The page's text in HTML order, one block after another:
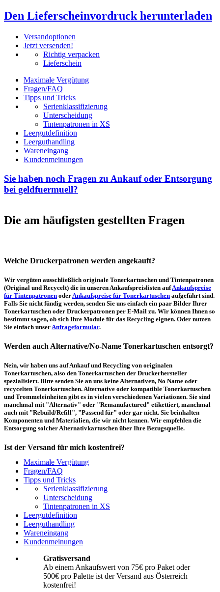
Den Lieferscheinvordruck herunterladen
Versandoptionen
Jetzt versenden!
Richtig verpacken
Lieferschein
Maximale Vergütung
Fragen/FAQ
Tipps und Tricks
Serienklassifizierung
Unterscheidung
Tintenpatronen in XS
Leergutdefinition
Leerguthandling
Wareneingang
Kundenmeinungen
Sie haben noch Fragen zu Ankauf oder Entsorgung
bei geldfuermuell?
Die am häufigsten gestellten Fragen
Welche Druckerpatronen werden angekauft?
Wir vergüten ausschließlich originale Tonerkartuschen und Tintenpatronen
(Original und Recycelt) die in unseren Ankaufspreislisten aufAnkaufspreise
für Tintenpatronen oder Ankaufspreise für Tonerkartuschen aufgeführt sind.
Falls Sie nicht fündig werden, senden Sie uns einfach ein paar Bilder Ihrer
Tonerkartuschen oder Druckerpatronen per E-Mail zu. Wir können Ihnen so
bestimmt sagen, ob sich Ihre Module für das Recycling eignen. Oder nutzen
Sie einfach unser Anfrageformular.
Werden auch Alternative/No-Name Tonerkartuschen entsorgt?
Nein, wir haben uns auf Ankauf und Recycling von originalen
Tonerkartuschen, also den Tonerkartuschen der Druckerhersteller
spezialisiert. Bitte senden Sie an uns keine Alternativen, No Name oder
recycelten Tonerkartuschen. Alternative oder kompatible Tonerkartuschen
und Trommeleinheiten gibt es in vielen verschiedenen Variationen. Sie sind
manchmal mit "Alternativ" oder "Remanufactured" etikettiert, manchmal
auch mit "Rebuild/Refill", "Passend für" oder gar nicht. Sie beinhalten
Komponenten und Materialien, die wir nicht kennen. Wir empfehlen die
Entsorgung solcher Alternativkartuschen über Ihre Bezugsquelle.
Ist der Versand für mich kostenfrei?
Ein kostenfreier Versand aus Österreich (per Paketmarke oder Abholung) ist
erst ab einem Ankaufswert von 75,00€ pro Paket bzw. 500,00€ pro Palette
möglich. Unter diesen Werten belaufen sich die Rücksendekosten auf 10,71€
pro Paket bzw. 119,00€ pro Palette (inkl. MwSt.). Diese werden vom
eingesandten Ankaufswert abgezogen. Falls Sie die o. g. Werte nicht
erreichen, empfehlen wir Ihnen den Versand auf eigene Kosten! Unter
Versand können Sie den Versandablauf beginnen.
Wie muss ich die Kartuschen und Patronen verpacken?
sich um hochempfindliche Konstruktionen. Daher ist es wichtig, dass Sie für
eine sichere Transportverpackung sorgen. Die Verpackung muss den Inhalt
der Sendung gegen Beanspruchungen, denen sie normalerweise während des
Versandes ausgesetzt ist (z.B. durch Druck, Stoß, Fall oder Vibration) sicher
Maximale Vergütung
Fragen/FAQ
Tipps und Tricks
Serienklassifizierung
Unterscheidung
Tintenpatronen in XS
Leergutdefinition
Leerguthandling
Wareneingang
Kundenmeinungen
Gratisversand
Ab einem Ankaufswert von 75€ pro Paket oder
500€ pro Palette ist der Versand aus Österreich
kostenfrei!